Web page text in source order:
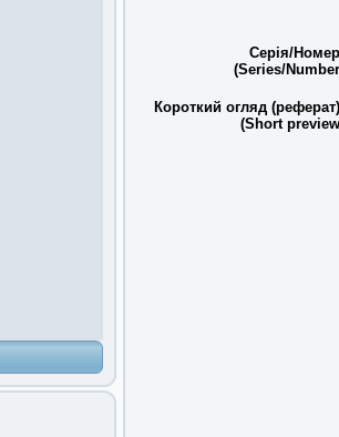
Серія/
(Series/
Короткий огляд
(Short